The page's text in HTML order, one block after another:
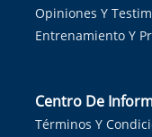
Opiniones Y
Entrenamiento Y
Centro De
Términos Y